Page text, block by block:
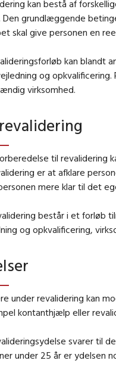
kan bestå af
Den grundlæggende
skal give personen en
kan blandt
og
virksomhed.
til revalidering
er at afklare
mere klar til det
består i et forløb
og opkvalificering,
under revalidering kan
kontanthjælp eller
svarer til
under 25 år er ydelsen